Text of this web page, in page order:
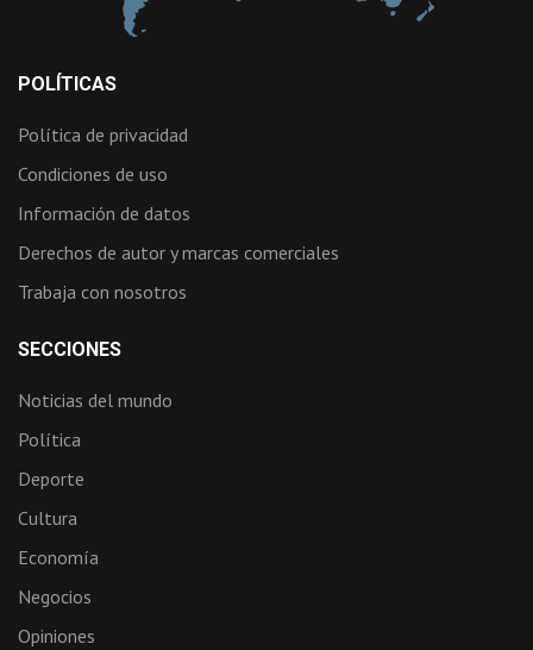
POLÍTICAS
Política de privacidad
Condiciones de uso
Información de datos
Derechos de autor y marcas comerciales
Trabaja con nosotros
SECCIONES
Noticias del mundo
Política
Deporte
Cultura
Economía
Negocios
Opiniones